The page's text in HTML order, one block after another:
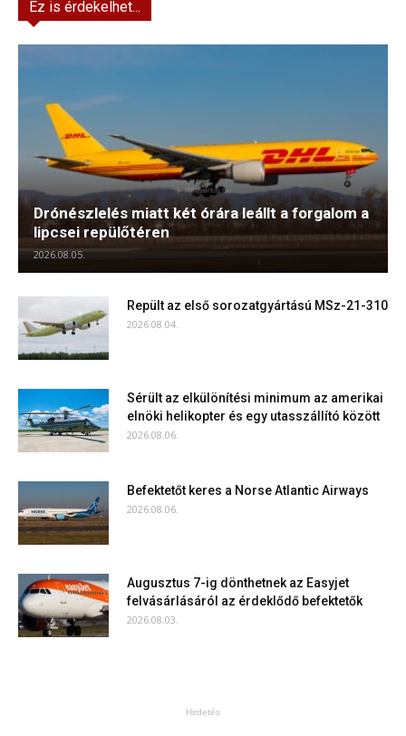
Ez is érdekelhet...
Drónészlelés miatt két órára leállt a forgalom a
lipcsei repülőtéren
2026.08.05.
Repült az első sorozatgyártású MSz-21-310
2026.08.04.
Sérült az elkülönítési minimum az amerikai
elnöki helikopter és egy utasszállító között
2026.08.06.
Befektetőt keres a Norse Atlantic Airways
2026.08.06.
Augusztus 7-ig dönthetnek az Easyjet
felvásárlásáról az érdeklődő befektetők
2026.08.03.
Hirdetés